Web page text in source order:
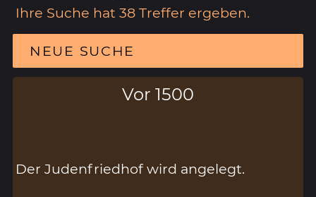
Ihre Suche hat 38 Treffer ergeben.
NEUE SUCHE
Vor 1500
Der Judenfriedhof wird angelegt.